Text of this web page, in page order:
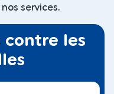
services.
contre les